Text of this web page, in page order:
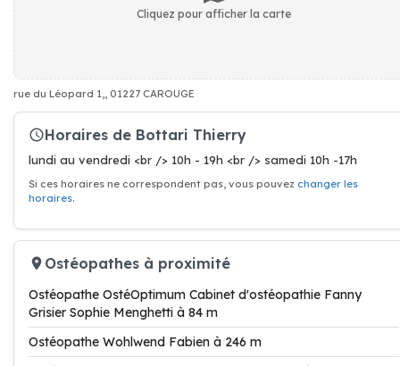
Cliquez pour afficher la carte
rue du Léopard 1,, 01227 CAROUGE
Horaires de Bottari Thierry
lundi au vendredi <br /> 10h - 19h <br /> samedi 10h -17h
Si ces horaires ne correspondent pas, vous pouvez changer les
horaires.
Ostéopathes à proximité
Ostéopathe OstéOptimum Cabinet d'ostéopathie Fanny
Grisier Sophie Menghetti à 84 m
Ostéopathe Wohlwend Fabien à 246 m